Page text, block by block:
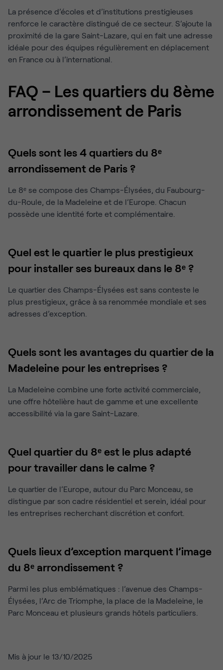
La présence d’écoles et d’institutions prestigieuses
renforce le caractère distingué de ce secteur. S’ajoute la
proximité de la gare Saint-Lazare, qui en fait une adresse
idéale pour des équipes régulièrement en déplacement
en France ou à l’international.
FAQ – Les quartiers du 8ème
arrondissement de Paris
Quels sont les 4 quartiers du 8ᵉ
arrondissement de Paris ?
Le 8ᵉ se compose des Champs-Élysées, du Faubourg-
du-Roule, de la Madeleine et de l’Europe. Chacun
possède une identité forte et complémentaire.
Quel est le quartier le plus prestigieux
pour installer ses bureaux dans le 8ᵉ ?
Le quartier des Champs-Élysées est sans conteste le
plus prestigieux, grâce à sa renommée mondiale et ses
adresses d’exception.
Quels sont les avantages du quartier de la
Madeleine pour les entreprises ?
La Madeleine combine une forte activité commerciale,
une offre hôtelière haut de gamme et une excellente
accessibilité via la gare Saint-Lazare.
Quel quartier du 8ᵉ est le plus adapté
pour travailler dans le calme ?
Le quartier de l’Europe, autour du Parc Monceau, se
distingue par son cadre résidentiel et serein, idéal pour
les entreprises recherchant discrétion et confort.
Quels lieux d’exception marquent l’image
du 8ᵉ arrondissement ?
Parmi les plus emblématiques : l’avenue des Champs-
Élysées, l’Arc de Triomphe, la place de la Madeleine, le
Parc Monceau et plusieurs grands hôtels particuliers.
Mis à jour le 13/10/2025